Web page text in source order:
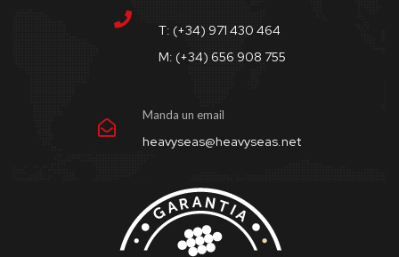
T: (+34) 971 430 464
M: (+34) 656 908 755
Manda un email
heavyseas@heavyseas.net